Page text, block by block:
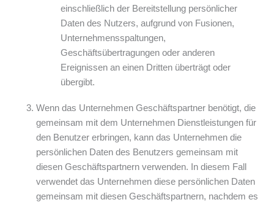
einschließlich der Bereitstellung persönlicher
Daten des Nutzers, aufgrund von Fusionen,
Unternehmensspaltungen,
Geschäftsübertragungen oder anderen
Ereignissen an einen Dritten überträgt oder
übergibt.
Wenn das Unternehmen Geschäftspartner benötigt, die
gemeinsam mit dem Unternehmen Dienstleistungen für
den Benutzer erbringen, kann das Unternehmen die
persönlichen Daten des Benutzers gemeinsam mit
diesen Geschäftspartnern verwenden. In diesem Fall
verwendet das Unternehmen diese persönlichen Daten
gemeinsam mit diesen Geschäftspartnern, nachdem es